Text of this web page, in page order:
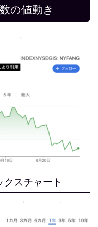
の値動き
スチャート